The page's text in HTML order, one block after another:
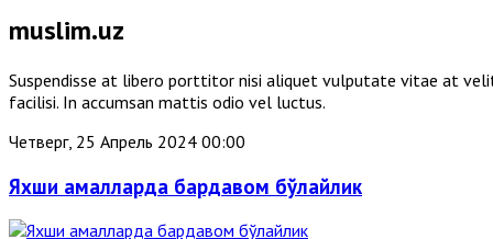
muslim.uz
Suspendisse at libero porttitor nisi aliquet vulputate vitae at
facilisi. In accumsan mattis odio vel luctus.
Четверг, 25 Апрель 2024 00:00
Яхши амалларда бардавом бўлайлик